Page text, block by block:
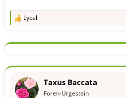
R
k
o
e
n
Lycell
Taxus Baccata
Foren-Urgestein